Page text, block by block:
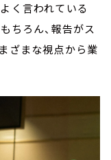
く言われている
ちろん、報告がス
ざまな視点から業